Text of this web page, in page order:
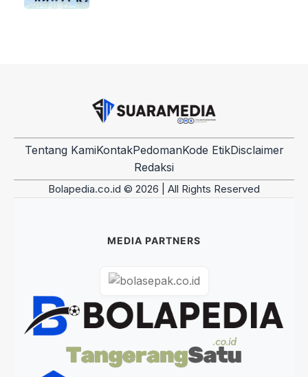
Tentang KamiKontakPedomanKode EtikDisclaimer
Redaksi
Bolapedia.co.id © 2026 | All Rights Reserved
MEDIA PARTNERS